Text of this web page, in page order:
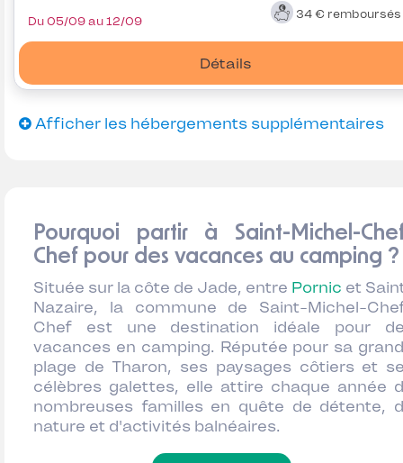
34 € remboursés
Détails
Du 05/09 au 12/09
Afficher les hébergements supplémentaires
Pourquoi partir à Saint-Michel-
Chef pour des vacances au camping
Située sur la côte de Jade, entre Pornic et
Nazaire, la commune de Saint-Michel-
Chef est une destination idéale pour
vacances en camping. Réputée pour sa
plage de Tharon, ses paysages côtiers et
célèbres galettes, elle attire chaque année
nombreuses familles en quête de détente,
nature et d'activités balnéaires.